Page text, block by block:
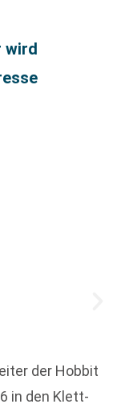
wird
der Hobbit
in den Klett-